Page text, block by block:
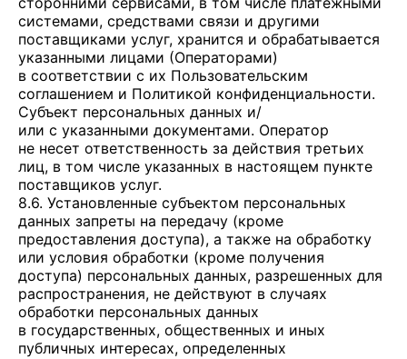
системами, средствами связи и другими
поставщиками услуг, хранится и обрабатывается
указанными лицами (Операторами)
в соответствии с их Пользовательским
соглашением и Политикой конфиденциальности.
Субъект персональных данных и/
или с указанными документами. Оператор
не несет ответственность за действия третьих
лиц, в том числе указанных в настоящем пункте
поставщиков услуг.
8.6. Установленные субъектом персональных
данных запреты на передачу (кроме
предоставления доступа), а также на обработку
или условия обработки (кроме получения
доступа) персональных данных, разрешенных для
распространения, не действуют в случаях
обработки персональных данных
в государственных, общественных и иных
публичных интересах, определенных